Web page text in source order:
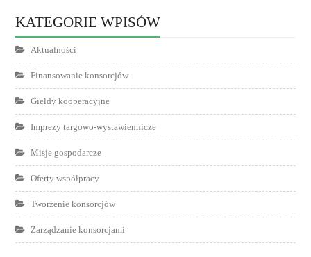
KATEGORIE WPISÓW
Aktualności
Finansowanie konsorcjów
Giełdy kooperacyjne
Imprezy targowo-wystawiennicze
Misje gospodarcze
Oferty współpracy
Tworzenie konsorcjów
Zarządzanie konsorcjami